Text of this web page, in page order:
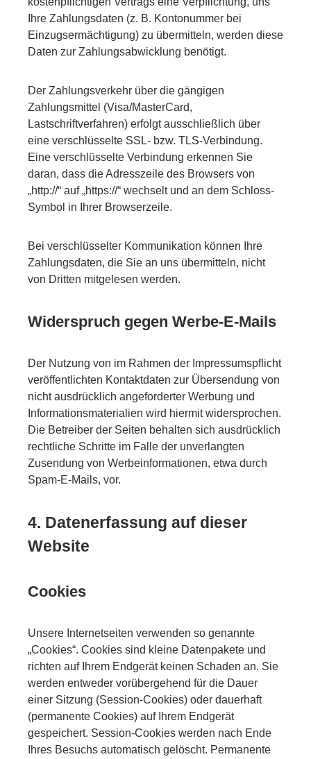
Ihre Zahlungsdaten (z. B. Kontonummer bei
Einzugsermächtigung) zu übermitteln, werden diese
Daten zur Zahlungsabwicklung benötigt.
Der Zahlungsverkehr über die gängigen
Zahlungsmittel (Visa/MasterCard,
Lastschriftverfahren) erfolgt ausschließlich über
eine verschlüsselte SSL- bzw. TLS-Verbindung.
Eine verschlüsselte Verbindung erkennen Sie
daran, dass die Adresszeile des Browsers von
„http://“ auf „https://“ wechselt und an dem Schloss-
Symbol in Ihrer Browserzeile.
Bei verschlüsselter Kommunikation können Ihre
Zahlungsdaten, die Sie an uns übermitteln, nicht
von Dritten mitgelesen werden.
Widerspruch gegen Werbe-E-Mails
Der Nutzung von im Rahmen der Impressumspflicht
veröffentlichten Kontaktdaten zur Übersendung von
nicht ausdrücklich angeforderter Werbung und
Informationsmaterialien wird hiermit widersprochen.
Die Betreiber der Seiten behalten sich ausdrücklich
rechtliche Schritte im Falle der unverlangten
Zusendung von Werbeinformationen, etwa durch
Spam-E-Mails, vor.
4. Datenerfassung auf dieser
Website
Cookies
Unsere Internetseiten verwenden so genannte
„Cookies“. Cookies sind kleine Datenpakete und
richten auf Ihrem Endgerät keinen Schaden an. Sie
werden entweder vorübergehend für die Dauer
einer Sitzung (Session-Cookies) oder dauerhaft
(permanente Cookies) auf Ihrem Endgerät
gespeichert. Session-Cookies werden nach Ende
Ihres Besuchs automatisch gelöscht. Permanente